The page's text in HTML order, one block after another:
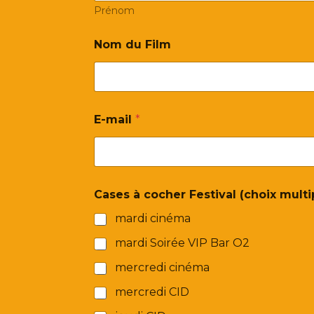
Prénom
Nom du Film
E-mail*
Cases à cocher Festival (choix
mardi cinéma
mardi Soirée VIP Bar O2
mercredi cinéma
mercredi CID